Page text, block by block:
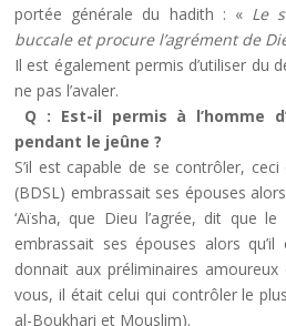
portée générale du hadith : « Le
buccale et procure l’agrément de
Il est également permis d’utiliser du
ne pas l’avaler.
Q : Est-il permis à l’homme
pendant le jeûne ?
S’il est capable de se contrôler,
(BDSL) embrassait ses épouses
‘Aïsha, que Dieu l’agrée, dit que
embrassait ses épouses alors
donnait aux préliminaires
vous, il était celui qui contrôler le
al-Boukhari et Mouslim).